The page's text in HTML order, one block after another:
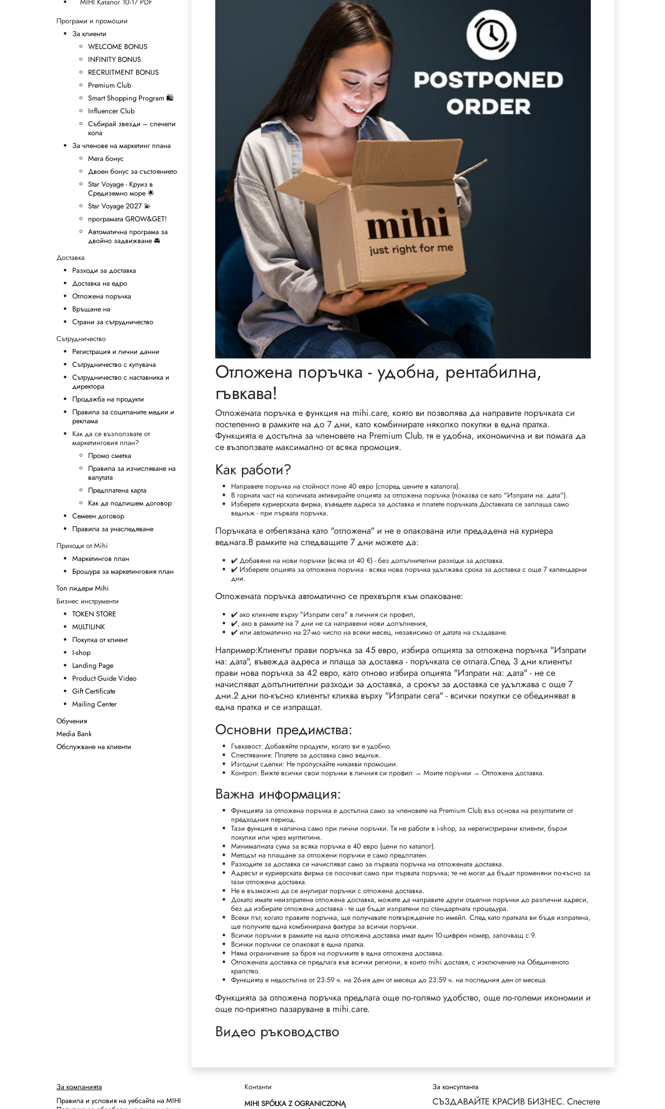
MIHI Каталог 10-17 PDF
Програми и промоции
За клиенти
WELCOME BONUS
INFINITY BONUS
RECRUITMENT BONUS
Premium Club
Smart Shopping Program 🛍
Influencer Club
Събирай звезди – спечели
кола
За членове на маркетинг плана
Мега бонус
Двоен бонус за състоянието
Star Voyage - Круиз в
Средиземно море 🌟
Star Voyage 2027 💫
програмата GROW&GET!
Автоматична програма за
двойно задвижване 🚘
Доставка
Разходи за доставка
Доставка на едро
Отложена поръчка
Връщане на
Страни за сътрудничество
Сътрудничество
Регистрация и лични данни
Сътрудничество с купувача
Сътрудничество с наставника и
директора
Продажба на продукти
Правила за социланите медии и
реклама
Как да се възползвате от
маркетинговия план?
Промо сметка
Правила за изчисляване на
валутата
Предплатена карта
Как да подпишем договор
Семеен договор
Правила за унаследяване
Приходи от Mihi
Маркетингов план
Брошура за маркетинговия план
Топ лидери Mihi
Бизнес инструменти
TOKEN STORE
MULTILINK
Покупка от клиент
I-shop
Landing Page
Product Guide Video
Gift Certificate
Mailing Center
Обучения
Media Bank
Обслужване на клиенти
Отложена поръчка - удобна, рентабилна,
гъвкава!
Отложената поръчка е функция на mihi.care, която ви позволява да направите поръчката си
постепенно в рамките на до 7 дни, като комбинирате няколко покупки в една пратка.
Функцията е достъпна за членовете на Premium Club. тя е удобна, икономична и ви помага да
се възползвате максимално от всяка промоция.
Как работи?
Направете поръчка на стойност поне 40 евро (според цените в каталога).
В горната част на количката активирайте опцията за отложена поръчка (показва се като "Изпрати на: дата").
Изберете куриерската фирма, въведете адреса за доставка и платете поръчката.Доставката се заплаща само
веднъж - при първата поръчка.
Поръчката е отбелязана като "отложена" и не е опакована или предадена на куриера
веднага.В рамките на следващите 7 дни можете да:
✔️ Добавяне на нови поръчки (всяка от 40 €) - без допълнителни разходи за доставка.
✔️ Изберете опцията за отложена поръчка - всяка нова поръчка удължава срока за доставка с още 7 календарни
дни.
Отложената поръчка автоматично се прехвърля към опаковане:
✔️ ако кликнете върху "Изпрати сега" в личния си профил,
✔️, ако в рамките на 7 дни не са направени нови допълнения,
✔️ или автоматично на 27-мо число на всеки месец, независимо от датата на създаване.
Например:Клиентът прави поръчка за 45 евро, избира опцията за отложена поръчка "Изпрати
на: дата", въвежда адреса и плаща за доставка - поръчката се отлага.След 3 дни клиентът
прави нова поръчка за 42 евро, като отново избира опцията "Изпрати на: дата" - не се
начисляват допълнителни разходи за доставка, а срокът за доставка се удължава с още 7
дни.2 дни по-късно клиентът кликва върху "Изпрати сега" - всички покупки се обединяват в
една пратка и се изпращат.
Основни предимства:
Гъвкавост: Добавяйте продукти, когато ви е удобно.
Спестявания: Платете за доставка само веднъж.
Изгодни сделки: Не пропускайте никакви промоции.
Контрол: Вижте всички свои поръчки в личния си профил → Моите поръчки → Отложена доставка.
Важна информация:
Функцията за отложена поръчка е достъпна само за членовете на Premium Club въз основа на резултатите от
предходния период.
Тази функция е налична само при лични поръчки. Тя не работи в i-shop, за нерегистрирани клиенти, бързи
покупки или чрез мултилинк.
Минималната сума за всяка поръчка е 40 евро (цени по каталог).
Методът на плащане за отложени поръчки е само предплатен.
Разходите за доставка се начисляват само за първата поръчка на отложената доставка.
Адресът и куриерската фирма се посочват само при първата поръчка; те не могат да бъдат променяни по-късно за
тази отложена доставка.
Не е възможно да се анулират поръчки с отложена доставка.
Докато имате неизпратена отложена доставка, можете да направите други отделни поръчки до различни адреси,
без да избирате отложена доставка - те ще бъдат изпратени по стандартната процедура.
Всеки път, когато правите поръчка, ще получавате потвърждение по имейл. След като пратката ви бъде изпратена,
ще получите една комбинирана фактура за всички поръчки.
Всички поръчки в рамките на една отложена доставка имат един 10-цифрен номер, започващ с 9.
Всички поръчки се опаковат в една пратка.
Няма ограничение за броя на поръчките в една отложена доставка.
Отложената доставка се предлага във всички региони, в които mihi доставя, с изключение на Обединеното
кралство.
Функцията е недостъпна от 23:59 ч. на 26-ия ден от месеца до 23:59 ч. на последния ден от месеца.
Функцията за отложена поръчка предлага още по-голямо удобство, още по-големи икономии и
още по-приятно пазаруване в mihi.care.
Видео ръководство
За компанията
Правила и условия на уебсайта на MIHI
Контанти
MIHI SPÓŁKA Z OGRANICZONĄ
За консултанта
СЪЗДАВАЙТЕ КРАСИВ БИЗНЕС. Спестете